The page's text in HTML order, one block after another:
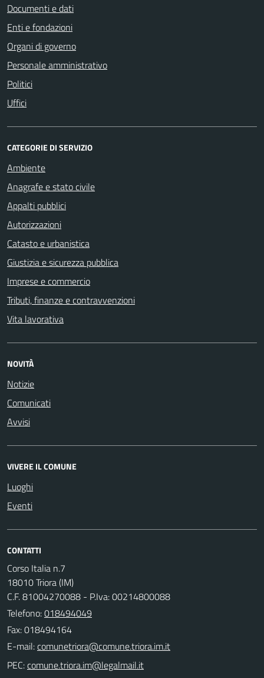
Documenti e dati
Enti e fondazioni
Organi di governo
Personale amministrativo
Politici
Uffici
CATEGORIE DI SERVIZIO
Ambiente
Anagrafe e stato civile
Appalti pubblici
Autorizzazioni
Catasto e urbanistica
Giustizia e sicurezza pubblica
Imprese e commercio
Tributi, finanze e contravvenzioni
Vita lavorativa
NOVITÀ
Notizie
Comunicati
Avvisi
VIVERE IL COMUNE
Luoghi
Eventi
CONTATTI
Corso Italia n.7
18010 Triora (IM)
C.F. 81004270088 - P.Iva: 00214800088
Telefono:018494049
Fax: 018494164
E-mail:
PEC: